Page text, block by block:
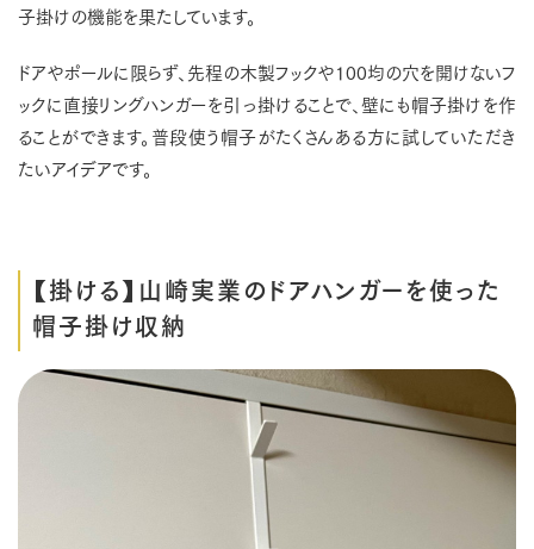
子掛けの機能を果たしています。
ドアやポールに限らず、先程の木製フックや100均の穴を開けないフ
ックに直接リングハンガーを引っ掛けることで、壁にも帽子掛けを作
ることができます。普段使う帽子がたくさんある方に試していただき
たいアイデアです。
【掛ける】山崎実業のドアハンガーを使った
帽子掛け収納